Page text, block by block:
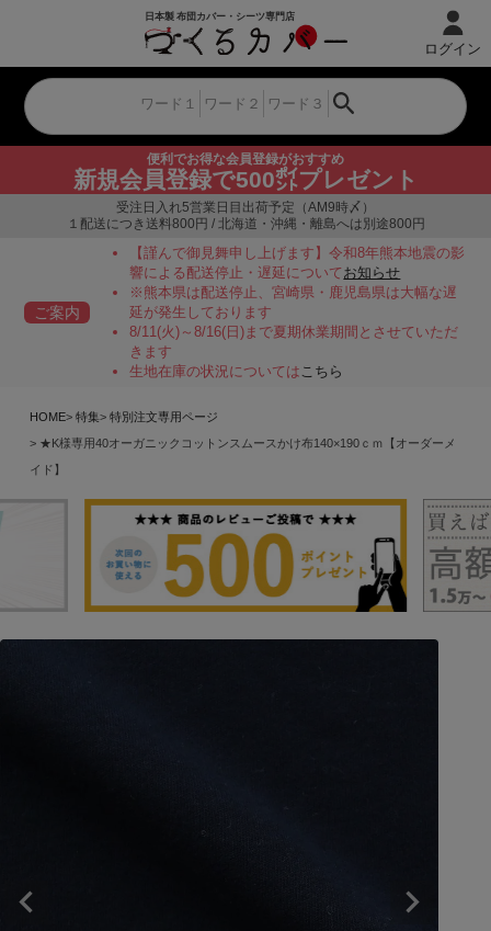
便利でお得な会員登録がおすすめ
新規会員登録で500㌽プレゼント
ログイン
受注日入れ5営業日目出荷予定（AM9時〆）
１配送につき送料800円 / 北海道・沖縄・離島へは別途800円
ご案内
【謹んで御見舞申し上げます】令和8年熊本地震の影
響による配送停止・遅延についてお知らせ
※熊本県は配送停止、宮崎県・鹿児島県は大幅な遅
延が発生しております
8/11(火)～8/16(日)まで夏期休業期間とさせていただ
きます
生地在庫の状況についてはこちら
HOME 特集
特別注文専用ページ
★K様専用40オーガニックコットンスムースかけ布140×190ｃｍ【オーダーメ
イド】